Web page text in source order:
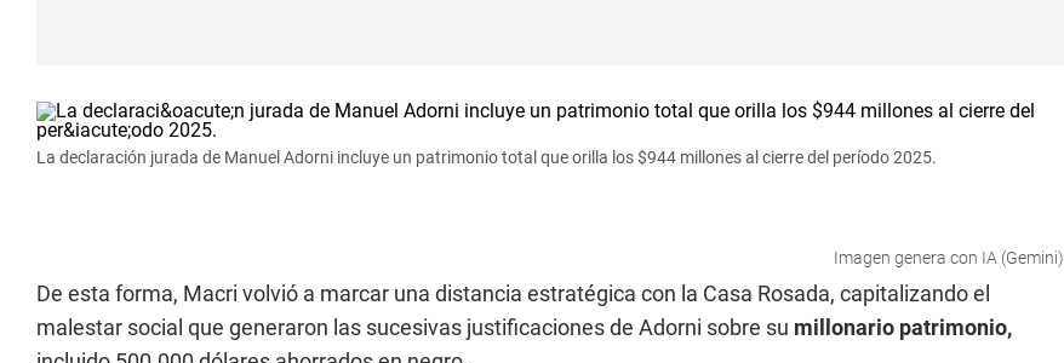
La declaración jurada de Manuel Adorni incluye un patrimonio total que orilla los $944 millones al cierre del período 2025.
Imagen genera con IA (Gemini).
De esta forma, Macri volvió a marcar una distancia estratégica con la Casa Rosada, capitalizando el
malestar social que generaron las sucesivas justificaciones de Adorni sobre su millonario patrimonio,